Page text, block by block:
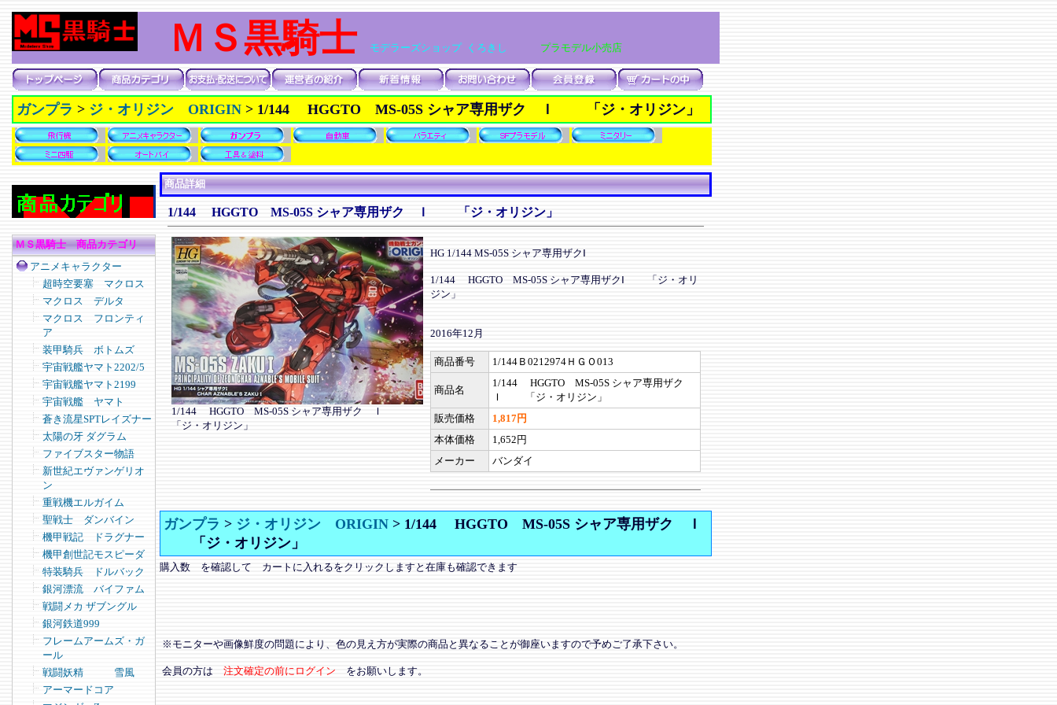
ＭＳ黒騎士 モデラーズショップ くろきし プラモデル小売店
ガンプラ > ジ・オリジン ORIGIN > 1/144 HGGTO MS-05S シャア専用ザク Ｉ 「ジ・オリジン」
ＭＳ黒騎士 商品カテゴリ
アニメキャラクター
超時空要塞 マクロス
マクロス デルタ
マクロス フロンティ
ア
装甲騎兵 ボトムズ
宇宙戦艦ヤマト2202/5
宇宙戦艦ヤマト2199
宇宙戦艦 ヤマト
蒼き流星SPTレイズナー
太陽の牙 ダグラム
ファイブスター物語
新世紀エヴァンゲリオ
ン
重戦機エルガイム
聖戦士 ダンバイン
機甲戦記 ドラグナー
機甲創世記モスピーダ
特装騎兵 ドルバック
銀河漂流 バイファム
戦闘メカ ザブングル
銀河鉄道999
フレームアームズ・ガ
ール
戦闘妖精 雪風
アーマードコア
商品詳細
1/144 HGGTO MS-05S シャア専用ザク Ｉ 「ジ・オリジン」
1/144 HGGTO MS-05S シャア専用ザク Ｉ
「ジ・オリジン」
HG 1/144 MS-05S シャア専用ザクⅠ
1/144 HGGTO MS-05S シャア専用ザクⅠ 「ジ・オリ
ジン」
2016年12月
商品番号 1/144Ｂ0212974ＨＧＯ013
商品名
1/144 HGGTO MS-05S シャア専用ザク
Ｉ 「ジ・オリジン」
販売価格
1,817円
本体価格
1,652円
メーカー
バンダイ
ガンプラ > ジ・オリジン ORIGIN > 1/144 HGGTO MS-05S シャア専用ザク Ｉ
「ジ・オリジン」
購入数 を確認して カートに入れるをクリックしますと在庫も確認できます
※モニターや画像鮮度の問題により、色の見え方が実際の商品と異なることが御座いますので予めご了承下さい。
会員の方は 注文確定の前にログイン をお願いします。